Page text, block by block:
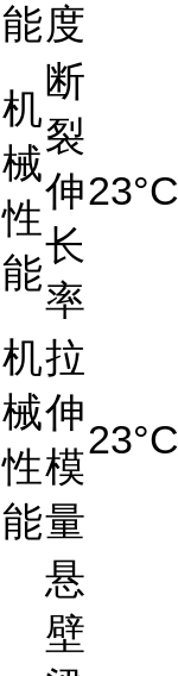
能度
机
械
性
能
断
裂
伸
长
率
23°C
机
械
性
能
拉
伸
模
量
23°C
悬
壁